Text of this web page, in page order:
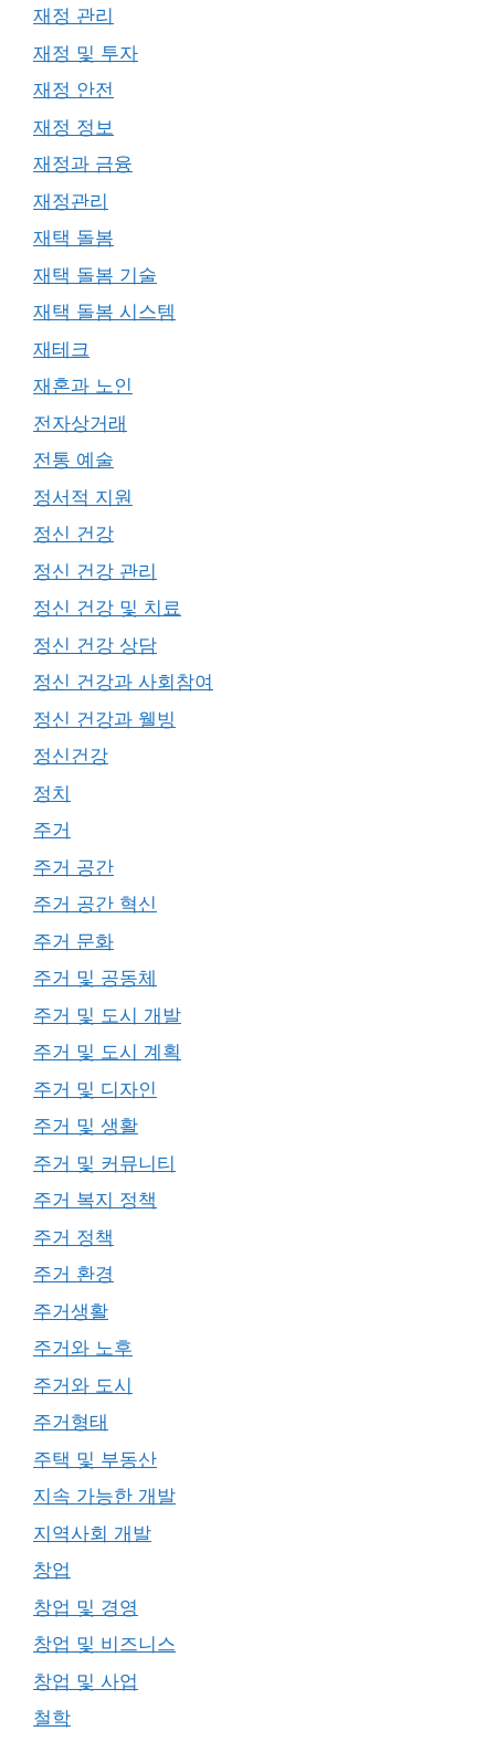
재정 관리
재정 및 투자
재정 안전
재정 정보
재정과 금융
재정관리
재택 돌봄
재택 돌봄 기술
재택 돌봄 시스템
재테크
재혼과 노인
전자상거래
전통 예술
정서적 지원
정신 건강
정신 건강 관리
정신 건강 및 치료
정신 건강 상담
정신 건강과 사회참여
정신 건강과 웰빙
정신건강
정치
주거
주거 공간
주거 공간 혁신
주거 문화
주거 및 공동체
주거 및 도시 개발
주거 및 도시 계획
주거 및 디자인
주거 및 생활
주거 및 커뮤니티
주거 복지 정책
주거 정책
주거 환경
주거생활
주거와 노후
주거와 도시
주거형태
주택 및 부동산
지속 가능한 개발
지역사회 개발
창업
창업 및 경영
창업 및 비즈니스
창업 및 사업
철학